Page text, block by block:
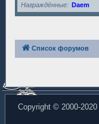
Награждённые Daem
Список форумов
Copyright © 2000-2020